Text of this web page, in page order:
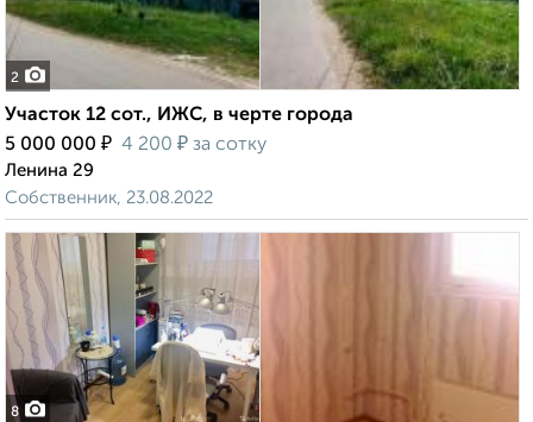
2
Участок 12 сот., ИЖС, в черте города
5 000 000 ₽ 4 200 ₽ за сотку
Ленина 29
Собственник, 23.08.2022
8